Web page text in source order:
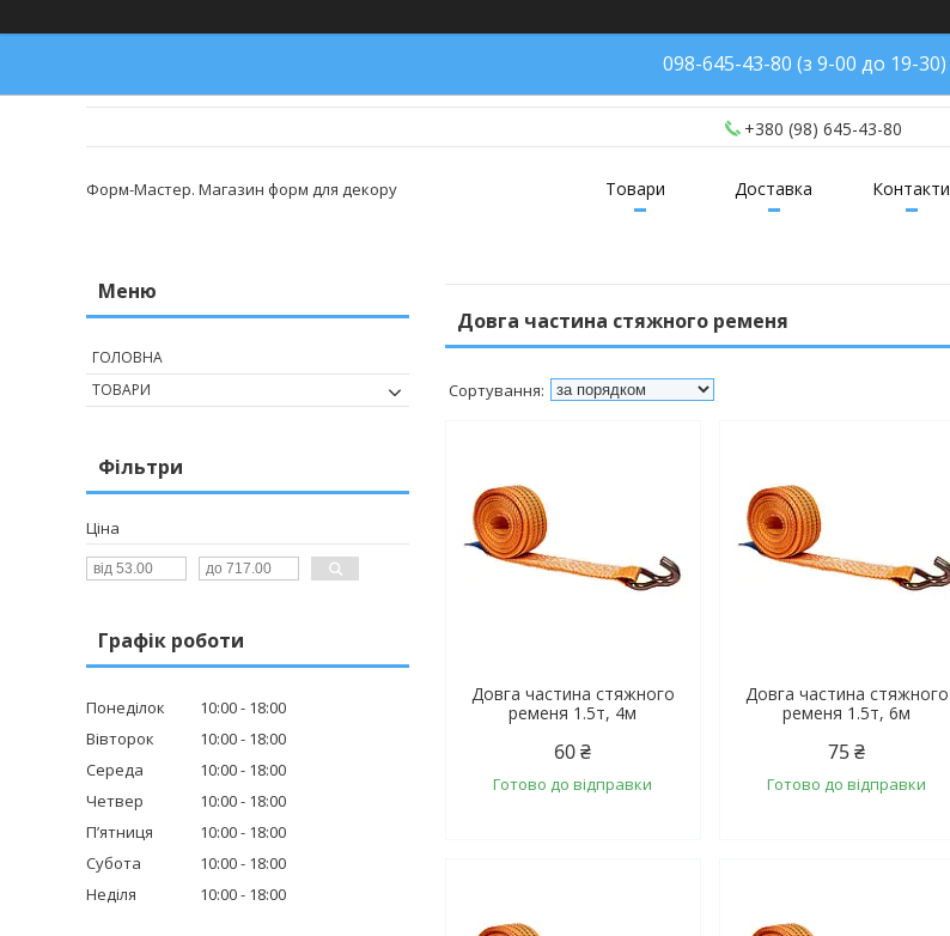
098-645-43-80 (з 9-00 до 19-30)
+380 (98) 645-43-80
Форм-Мастер. Магазин форм для декору Товари Доставка Контакти
Довга частина стяжного ременя
Довга частина стяжного
ременя 1.5т, 4м
60 ₴
Готово до відправки
Довга частина стяжного
ременя 1.5т, 6м
75 ₴
Готово до відправки
ГОЛОВНА
ТОВАРИ
Фільтри
Ціна
Графік роботи
Понеділок 10:00
18:00
Вівторок
10:00
18:00
Середа
10:00
18:00
Четвер
10:00
18:00
Пʼятниця
10:00
18:00
Субота
10:00
18:00
Неділя
10:00 18:00